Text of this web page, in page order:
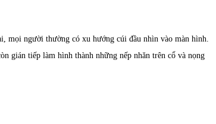
mọi người thường có xu hướng cúi đầu nhìn vào màn hình.
gián tiếp làm hình thành những nếp nhăn trên cổ và nọng